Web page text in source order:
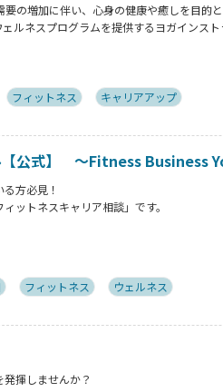
の増加に伴い、心身の健康や癒しを目的
ルネスプログラムを提供するヨガインスト
コーチ、ボクシングトレーナーなどの専
門スキルを活かす新たなステージの魅力と
フィットネス キャリアアップ
【公式】 ～Fitness Business
方必見！
ットネスキャリア相談」です。
お寄せいただいた実際のご相談をYouTube
容となっております。
フィットネス ウェルネス
揮しませんか？